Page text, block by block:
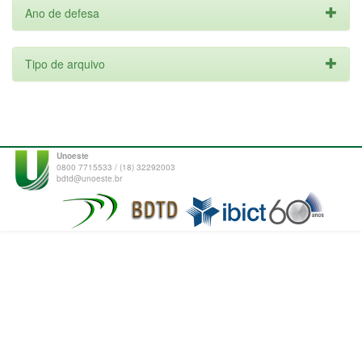
Ano de defesa
Tipo de arquivo
Unoeste
0800 7715533 / (18) 32292003
bdtd@unoeste.br